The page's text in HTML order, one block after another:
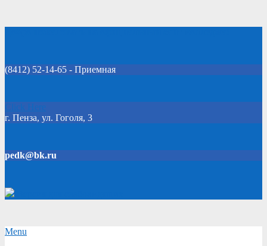
(8412) 52-14-65 - Приемная
Click Here
г. Пенза, ул. Гоголя, 3
pedk@bk.ru
Secondary
Menu